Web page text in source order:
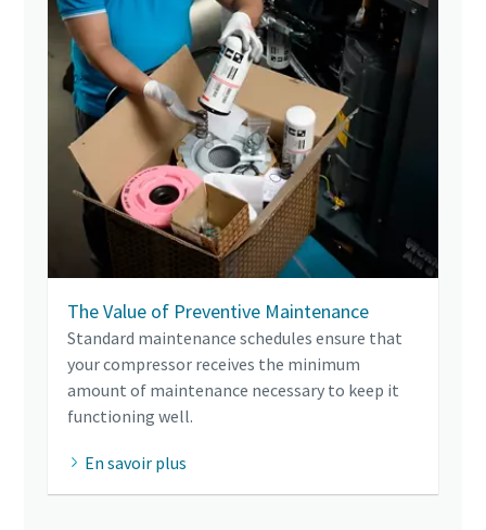
The Value of Preventive Maintenance
Standard maintenance schedules ensure that
your compressor receives the minimum
amount of maintenance necessary to keep it
functioning well.
En savoir plus